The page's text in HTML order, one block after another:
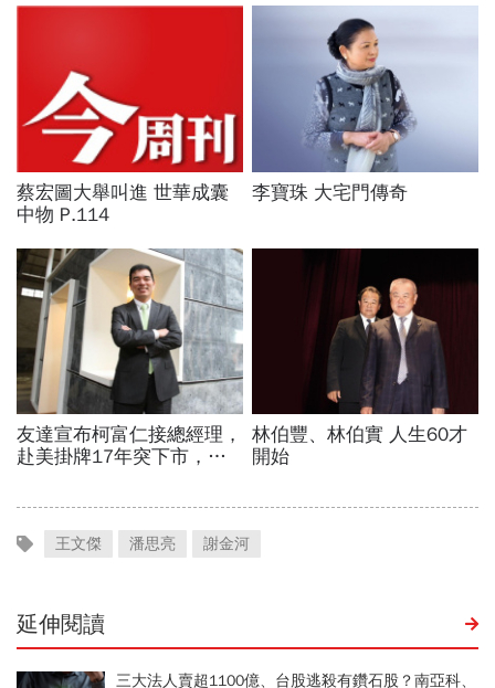
王文傑 潘思亮 謝金河
延伸閱讀
三大法人賣超1100億、台股逃殺有鑽石股？南亞科、